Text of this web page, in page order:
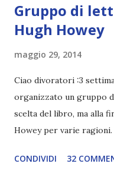
Gruppo di
Hugh Howey
maggio 29, 2014
Ciao divoratori :3
organizzato un gruppo
scelta del libro, ma alla
Howey per varie
e poi dover aspettare
CONDIVIDI 32